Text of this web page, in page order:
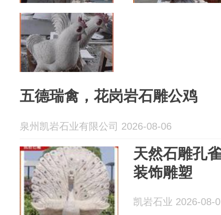
五德瑞禽，花岗岩石雕公鸡
泉州凯岩石业有限公司 2026-08-06
天然石雕孔
装饰雕塑
凯岩石业 2026-08-